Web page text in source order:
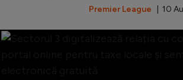
Premier League | 10